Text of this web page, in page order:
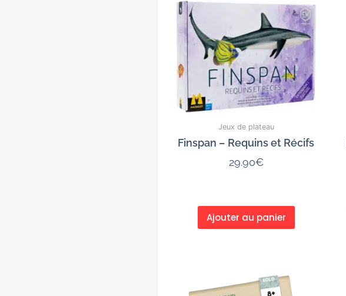
Jeux de plateau
Finspan – Requins et Récifs
29.90€
Ajouter au panier